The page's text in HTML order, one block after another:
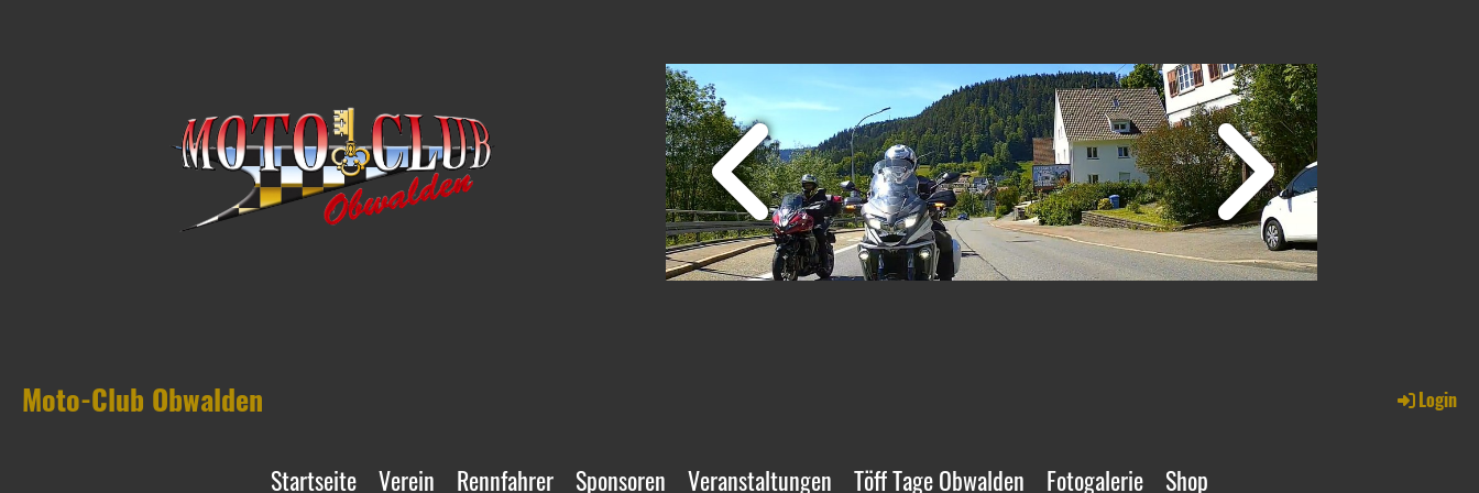
Moto-Club Obwalden Login
Startseite Verein Rennfahrer Sponsoren Veranstaltungen Töff Tage Obwalden Fotogalerie Shop